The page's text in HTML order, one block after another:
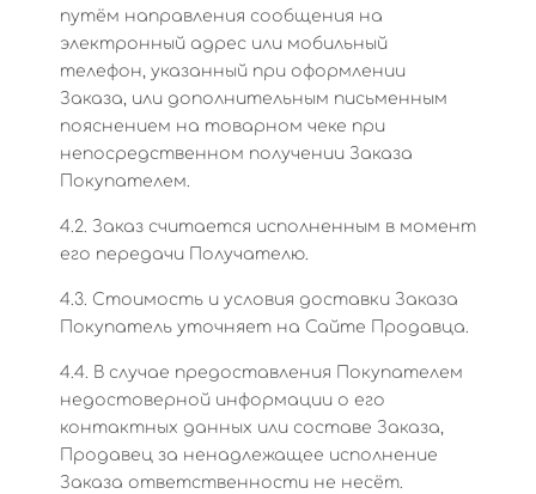
путём направления сообщения на
электронный адрес или мобильный
телефон, указанный при оформлении
Заказа, или дополнительным письменным
пояснением на товарном чеке при
непосредственном получении Заказа
Покупателем.
4.2. Заказ считается исполненным в момент
его передачи Получателю.
4.3. Стоимость и условия доставки Заказа
Покупатель уточняет на Сайте Продавца.
4.4. В случае предоставления Покупателем
недостоверной информации о его
контактных данных или составе Заказа,
Продавец за ненадлежащее исполнение
Заказа ответственности не несёт.